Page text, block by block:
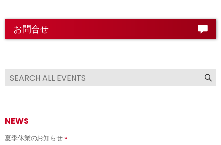
お問合せ
NEWS
夏季休業のお知らせ